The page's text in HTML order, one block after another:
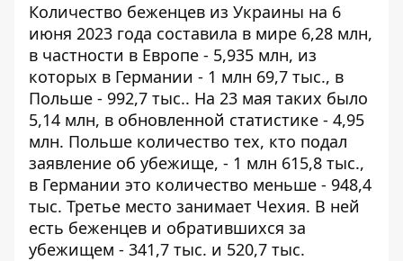
Количество беженцев из Украины на 6
июня 2023 года составила в мире 6,28 млн,
в частности в Европе - 5,935 млн, из
которых в Германии - 1 млн 69,7 тыс., в
Польше - 992,7 тыс.. На 23 мая таких было
5,14 млн, в обновленной статистике - 4,95
млн. Польше количество тех, кто подал
заявление об убежище, - 1 млн 615,8 тыс.,
в Германии это количество меньше - 948,4
тыс. Третье место занимает Чехия. В ней
есть беженцев и обратившихся за
убежищем - 341,7 тыс. и 520,7 тыс.